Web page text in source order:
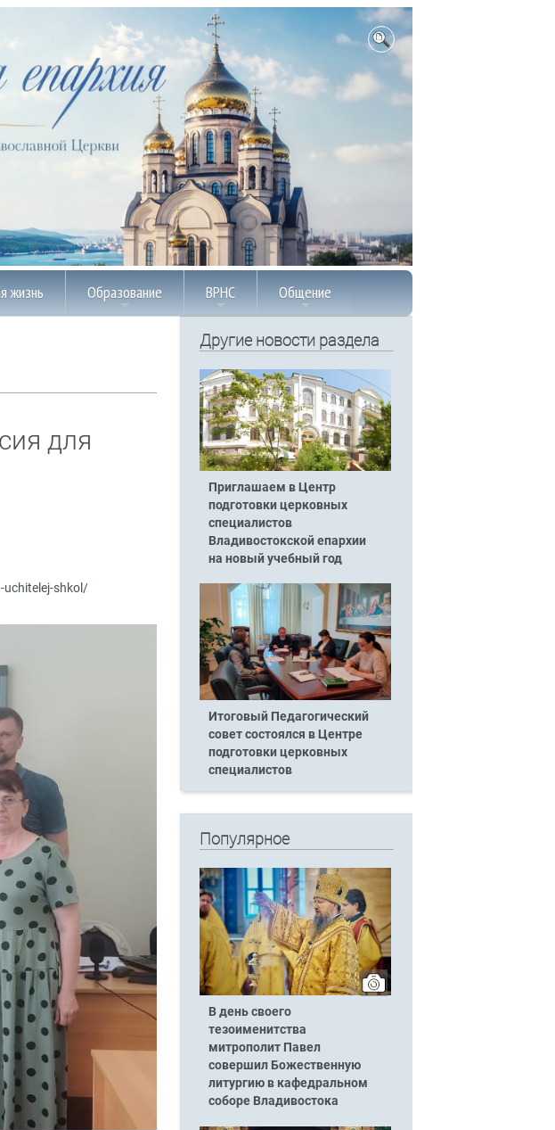
жизнь Образование ВРНС Общение
для
uchitelej-shkol/
Другие новости раздела
Приглашаем в Центр
подготовки церковных
специалистов
Владивостокской епархии
на новый учебный год
Итоговый Педагогический
совет состоялся в Центре
подготовки церковных
специалистов
Популярное
В день своего
тезоименитства
митрополит Павел
совершил Божественную
литургию в кафедральном
соборе Владивостока